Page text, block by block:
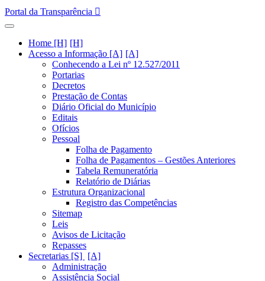
Portal da Transparência
Home [H]
Acesso a Informação [A]
Conhecendo a Lei nº 12.527/2011
Portarias
Decretos
Prestação de Contas
Diário Oficial do Município
Editais
Ofícios
Pessoal
Folha de Pagamento
Folha de Pagamentos – Gestões Anteriores
Tabela Remuneratória
Relatório de Diárias
Estrutura Organizacional
Registro das Competências
Sitemap
Leis
Avisos de Licitação
Repasses
Secretarias [S]
Administração
Assistência Social